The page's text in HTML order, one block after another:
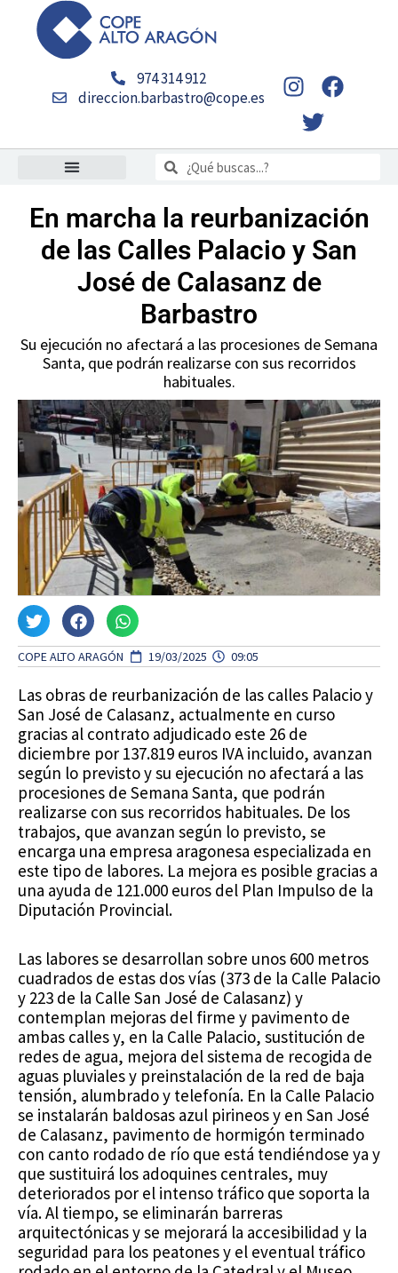
contenido
974 314 912
direccion.barbastro@cope.es
I
n
s
t
r
a
m
F
a
e
o
k
T
w
i
t
r
BuscarBuscar
En marcha la reurbanización
de las Calles Palacio y San
José de Calasanz de
Barbastro
Su ejecución no afectará a las procesiones de Semana
Santa, que podrán realizarse con sus recorridos
habituales.
COPE ALTO ARAGÓN 19/03/2025 09:05
Las obras de reurbanización de las calles Palacio y
San José de Calasanz, actualmente en curso
gracias al contrato adjudicado este 26 de
diciembre por 137.819 euros IVA incluido, avanzan
según lo previsto y su ejecución no afectará a las
procesiones de Semana Santa, que podrán
realizarse con sus recorridos habituales. De los
trabajos, que avanzan según lo previsto, se
encarga una empresa aragonesa especializada en
este tipo de labores. La mejora es posible gracias a
una ayuda de 121.000 euros del Plan Impulso de la
Diputación Provincial.
Las labores se desarrollan sobre unos 600 metros
cuadrados de estas dos vías (373 de la Calle Palacio
y 223 de la Calle San José de Calasanz) y
contemplan mejoras del firme y pavimento de
ambas calles y, en la Calle Palacio, sustitución de
redes de agua, mejora del sistema de recogida de
aguas pluviales y preinstalación de la red de baja
tensión, alumbrado y telefonía. En la Calle Palacio
se instalarán baldosas azul pirineos y en San José
de Calasanz, pavimento de hormigón terminado
con canto rodado de río que está tendiéndose ya y
que sustituirá los adoquines centrales, muy
deteriorados por el intenso tráfico que soporta la
vía. Al tiempo, se eliminarán barreras
arquitectónicas y se mejorará la accesibilidad y la
seguridad para los peatones y el eventual tráfico